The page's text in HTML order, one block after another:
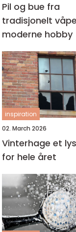
Pil og bue fra
tradisjonelt
moderne hobby
inspiration
02. March 2026
Vinterhage et lyst rom
for hele året